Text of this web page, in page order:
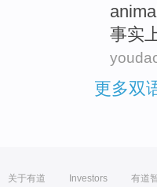
事实
更多双
关于有道 Investors 有道